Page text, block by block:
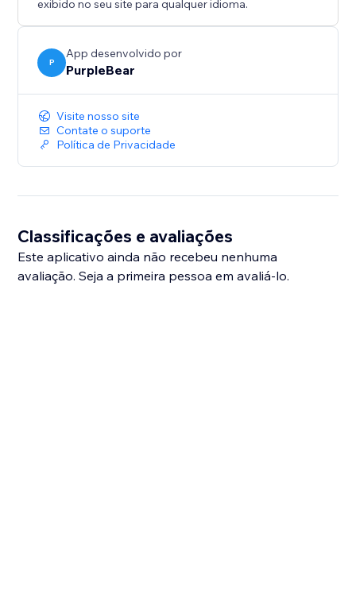
exibido no seu site para qualquer idioma.
P
App desenvolvido por
PurpleBear
Visite nosso site
Contate o suporte
Política de Privacidade
Classificações e avaliações
Este aplicativo ainda não recebeu nenhuma
avaliação. Seja a primeira pessoa em avaliá-lo.